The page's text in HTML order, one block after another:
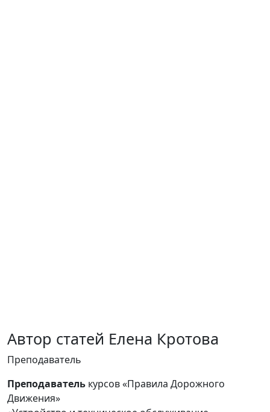
Автор статей Елена Кротова
Преподаватель
Преподаватель курсов «Правила Дорожного
Движения»